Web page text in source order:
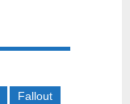
Fallout